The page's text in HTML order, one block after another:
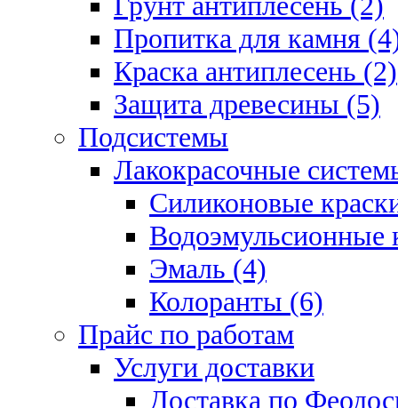
Пропитка для камня
Краска антиплесень (2)
Защита древесины (5)
Подсистемы
Лакокрасочные
Силиконовые
Водоэмульсионные
Эмаль (4)
Колоранты (6)
Прайс по работам
Услуги доставки
Доставка по